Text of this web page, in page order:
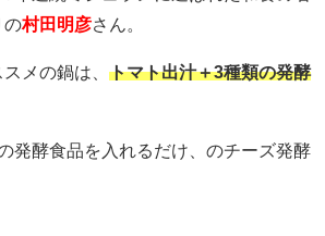
の村田明彦さん。
メの鍋は、 トマト出汁＋3種類の発酵
発酵食品を入れるだけ、のチーズ発酵